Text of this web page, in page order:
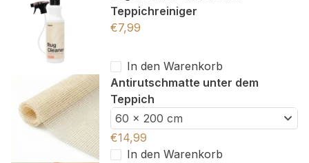
Teppichreiniger
€7,99
In den Warenkorb
Antirutschmatte unter dem
Teppich
60 x 200 cm
€14,99
In den Warenkorb
Meine Einstellungen speichern